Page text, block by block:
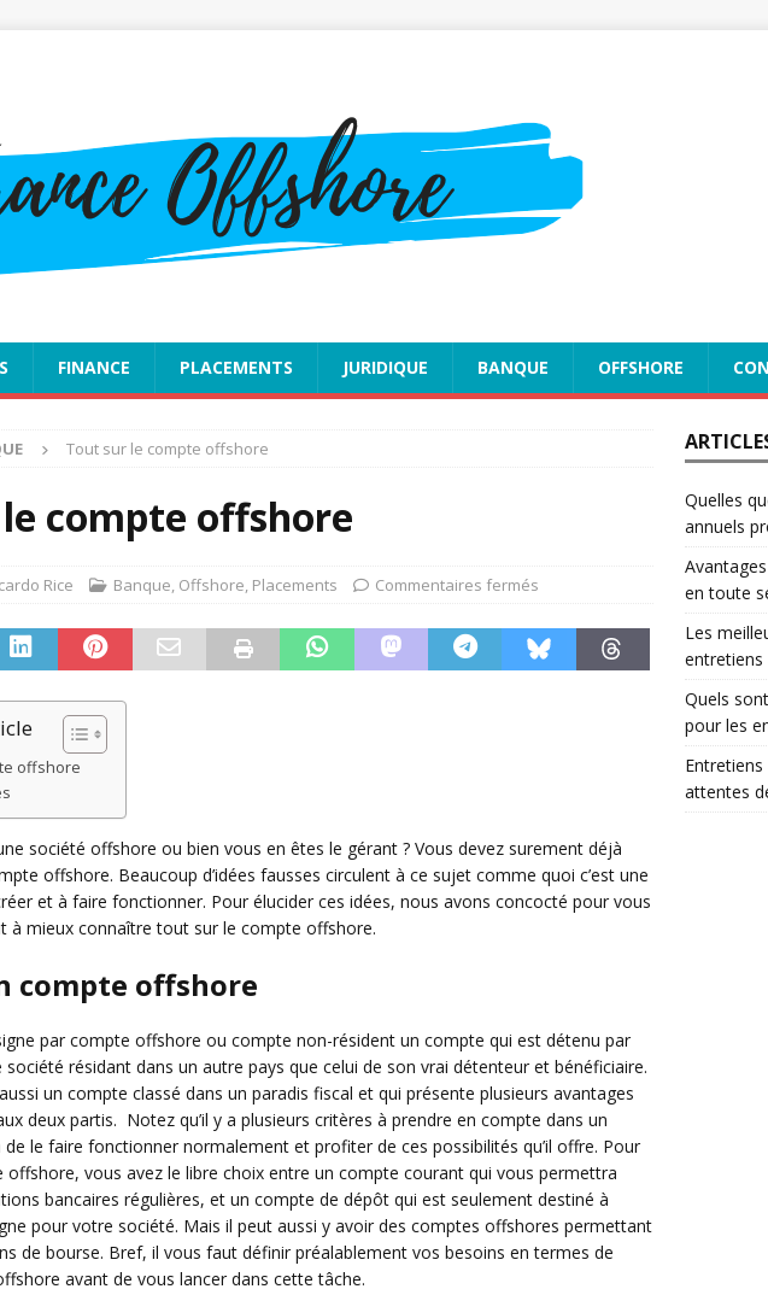
FINANCE PLACEMENTS JURIDIQUE BANQUE OFFSHORE
Tout sur le compte offshore
compte offshore
Rice Banque, Offshore, Placements Commentaires fermés
offshore
société offshore ou bien vous en êtes le gérant ? Vous devez surement déjà
offshore. Beaucoup d’idées fausses circulent à ce sujet comme quoi c’est une
et à faire fonctionner. Pour élucider ces idées, nous avons concocté pour vous
à mieux connaître tout sur le compte offshore.
compte offshore
par compte offshore ou compte non-résident un compte qui est détenu par
résidant dans un autre pays que celui de son vrai détenteur et bénéficiaire.
un compte classé dans un paradis fiscal et qui présente plusieurs avantages
deux partis. Notez qu’il y a plusieurs critères à prendre en compte dans un
le faire fonctionner normalement et profiter de ces possibilités qu’il offre. Pour
vous avez le libre choix entre un compte courant qui vous permettra
bancaires régulières, et un compte de dépôt qui est seulement destiné à
pour votre société. Mais il peut aussi y avoir des comptes offshores permettant
de bourse. Bref, il vous faut définir préalablement vos besoins en termes de
avant de vous lancer dans cette tâche.
Quelles
annuels
en toute
Les
entretiens
Quels
pour les
attentes